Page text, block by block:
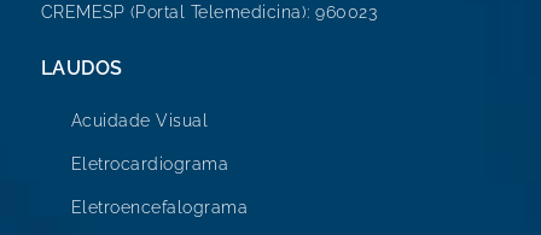
CREMESP (Portal Telemedicina): 960023
LAUDOS
Acuidade Visual
Eletrocardiograma
Eletroencefalograma